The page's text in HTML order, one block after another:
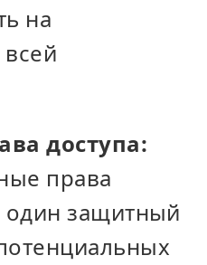
на
доступа:
права
один защитный